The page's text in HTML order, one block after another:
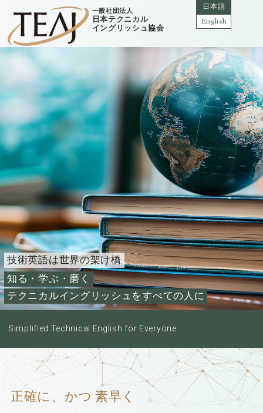
一般社団法人
日本テクニカル
イングリッシュ協会
日本語
English
技術英語は世界の架け橋
知る・学ぶ・磨く
テクニカルイングリッシュをすべての人に
Simplified Technical English for Everyone
正確に、かつ 素早く